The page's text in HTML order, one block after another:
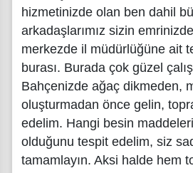
hizmetinizde olan ben dahil
arkadaşlarımız sizin
merkezde il müdürlüğüne ait
burası. Burada çok güzel
Bahçenizde ağaç dikmeden,
oluşturmadan önce gelin,
edelim. Hangi besin
olduğunu tespit edelim, siz
tamamlayın. Aksi halde hem